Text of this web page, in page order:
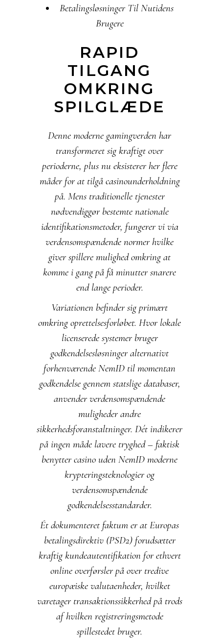
Betalingsløsninger Til Nutidens
Brugere
RAPID
TILGANG
OMKRING
SPILGLÆDE
Denne moderne gamingverden har
transformeret sig kraftigt over
perioderne, plus nu eksisterer her flere
måder for at tilgå casinounderholdning
på. Mens traditionelle tjenester
nødvendiggør bestemte nationale
identifikationsmetoder, fungerer vi via
verdensomspændende normer hvilke
giver spillere mulighed omkring at
komme i gang på få minutter snarere
end lange perioder.
Variationen befinder sig primært
omkring oprettelsesforløbet. Hvor lokale
licenserede systemer bruger
godkendelsesløsninger alternativt
forhenværende NemID til momentan
godkendelse gennem statslige databaser,
anvender verdensomspændende
muligheder andre
sikkerhedsforanstaltninger. Dét indikerer
på ingen måde lavere tryghed – faktisk
benytter casino uden NemID moderne
krypteringsteknologier og
verdensomspændende
godkendelsesstandarder.
Ét dokumenteret faktum er at Europas
betalingsdirektiv (PSD2) forudsætter
kraftig kundeautentifikation for ethvert
online overførsler på over tredive
europæiske valutaenheder, hvilket
varetager transaktionssikkerhed på trods
af hvilken registreringsmetode
spillestedet bruger.